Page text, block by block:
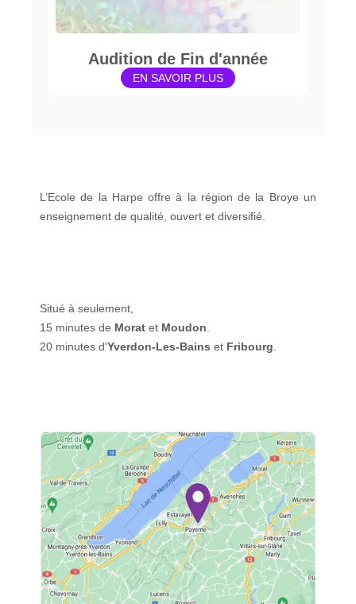
Audition de Fin d'année
EN SAVOIR PLUS
L’Ecole de la Harpe offre à la région de la Broye un
enseignement de qualité, ouvert et diversifié.
Situé à seulement,
15 minutes de Morat et Moudon
20 minutes d'Yverdon-Les-Bains et Fribourg